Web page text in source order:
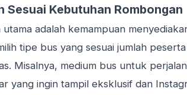
Sesuai Kebutuhan Rombongan
adalah kemampuan
tipe bus yang sesuai jumlah
Misalnya, medium bus untuk
yang ingin tampil eksklusif dan